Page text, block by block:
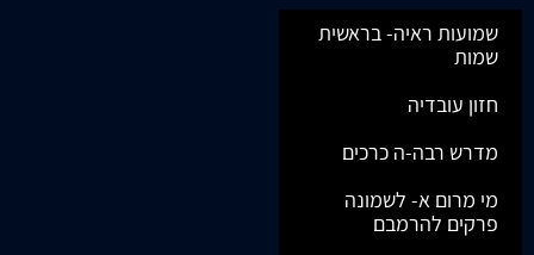
שמועות ראיה- בראשית
שמות
חזון עובדיה
מדרש רבה-ה כרכים
מי מרום א- לשמונה
פרקים להרמבם